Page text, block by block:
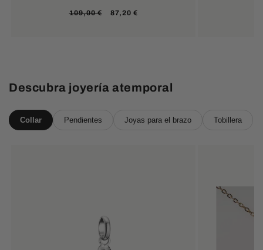
Precio
109,00 €
Precio
87,20 €
Descubra joyería atemporal
Collar Pendientes Joyas para el brazo Tobillera